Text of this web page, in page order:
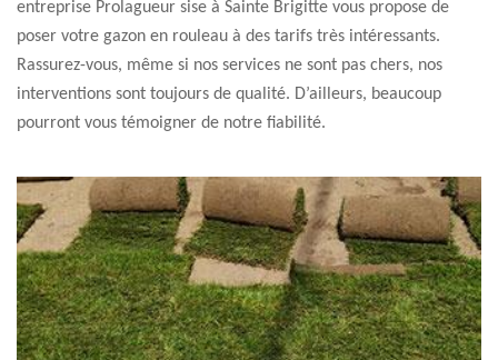
entreprise Prolagueur sise à Sainte Brigitte vous propose de
poser votre gazon en rouleau à des tarifs très intéressants.
Rassurez-vous, même si nos services ne sont pas chers, nos
interventions sont toujours de qualité. D’ailleurs, beaucoup
pourront vous témoigner de notre fiabilité.